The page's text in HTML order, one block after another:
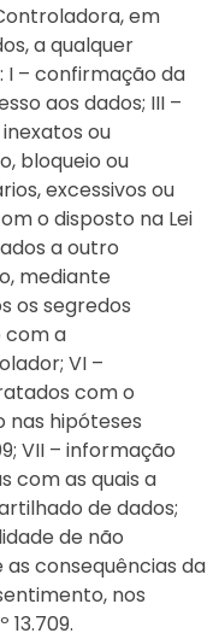
em
a qualquer
I – confirmação da
aos dados; III –
ou
bloqueio ou
excessivos ou
o disposto na Lei
a outro
mediante
os segredos
com a
VI –
com o
nas hipóteses
VII – informação
com as quais a
de dados;
de não
consequências da
nos
13.709.